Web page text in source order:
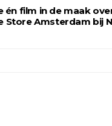
én film in de maak
Store Amsterdam bij